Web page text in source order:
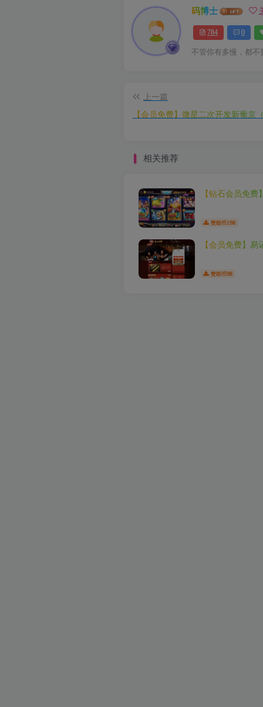
码博士
784 0
不管你有多慢，都不
上一篇
【会员免费】微星二次开发新葡京
相关推荐
【钻石会员免
赞助币 198
【会员免费】
赞助币98